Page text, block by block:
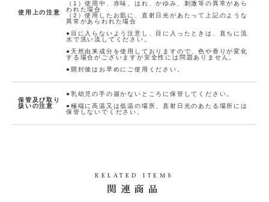
加
(0人)
bundl
e_30%
使用上の注意
（1）使用中、赤味、はれ、かゆみ、刺激等の異常があら
われた場合
（2）使用したお肌に、直射日光があたって上記のような
異常があらわれた場合
●目に入らないよう注意し、目に入ったときは、直ちに流
水で洗い流してください。
●天然由来成分を使用しておりますので、色や香りが変化
する場合がございますが安全性には問題ありません。
●開封後はお早めにご使用ください。
保管及び取り
扱いの注意
●乳幼児の手の届かないところに保管してください。
●極端に高温又は低温の場所、直射日光のあたる場所には
保管しないでください。
RELATED ITEMS
関連商品